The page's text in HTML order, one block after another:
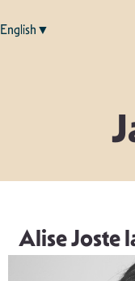
English▼
Alise Joste